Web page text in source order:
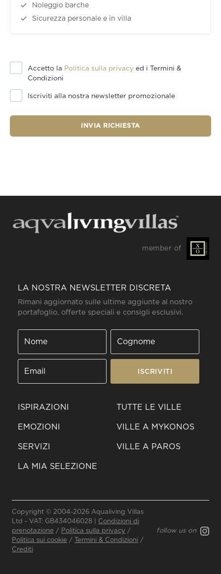
Noleggio barche
Sicurezza personale e in villa
Accetto la Politica sulla privacy ed i Termini &
Condizioni
Iscriviti alla nostra newsletter promozionale
INVIA RICHIESTA
member of
LA NOSTRA NEWSLETTER DISCRETA
Rimani aggiornato sulle ultime aggiunte al nostro
portafoglio, offerte speciali e consigli esclusivi.
ISCRIVITI
ISPIRAZIONI
EMOZIONI
SERVIZI
LA MIA SELEZIONE
TUTTE LE VILLE
VILLE A MYKONOS
VILLE A PAROS
Copyright © 2004-2026 Aqualiving Villas
Ltd - VAT: GB434046028 | Condizioni di
prenotazione / Politica sulla privacy /
Politica sui cookie / Termini & Condizioni /
Crediti
follow us on
Invia un
messaggio
WhatsApp
Oppure
contattaci